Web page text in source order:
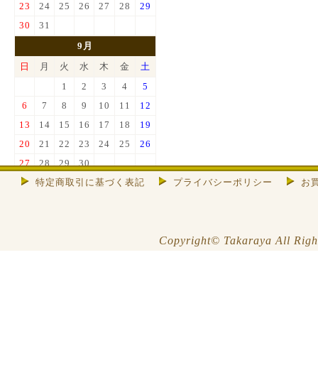
23
24 25 26 27 28
29
30
31
9月
日
月 火 水 木 金
土
1
2 3 4
5
6
7 8 9 10 11
12
13
14 15 16 17 18
19
20
21 22 23 24 25
26
27
28 29 30
特定商取引に基づく表記 プライバシーポリシー お
Copyright© Takaraya All